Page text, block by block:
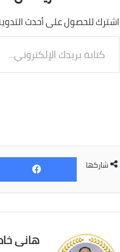
اشترك للحصول على أحدث
الإلكتروني...
شاركها
هانى